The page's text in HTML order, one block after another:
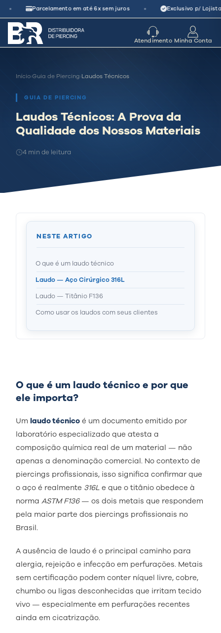
Pular
para
conteúdo
Parcelamento em até 6x sem juros Exclusivo p/ Lojistas
seu parceirode crescimento Atendimento Minha Conta
Início›Guia de Piercing›Laudos Técnicos
GUIA DE PIERCING
Laudos Técnicos: A Prova da
Qualidade dos Nossos Materiais
4 min de leitura
NESTE ARTIGO
O que é um laudo técnico
Laudo — Aço Cirúrgico 316L
Laudo — Titânio F136
Como usar os laudos com seus clientes
O que é um laudo técnico e por que
ele importa?
Um laudo técnico é um documento emitido por
laboratório especializado que atesta a
composição química real de um material — não
apenas a denominação comercial. No contexto de
piercings profissionais, isso significa confirmar que
o aço é realmente 316L e que o titânio obedece à
norma ASTM F136— os dois metais que respondem
pela maior parte dos piercings profissionais no
Brasil.
A ausência de laudo é o principal caminho para
alergia, rejeição e infecção em perfurações. Metais
sem certificação podem conter níquel livre, cobre,
chumbo ou ligas desconhecidas que irritam tecido
vivo — especialmente em perfurações recentes
ainda em cicatrização.